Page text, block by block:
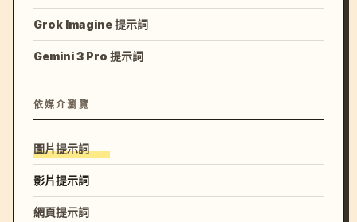
Grok Imagine 提示詞
Gemini 3 Pro 提示詞
依媒介瀏覽
圖片提示詞
影片提示詞
網頁提示詞